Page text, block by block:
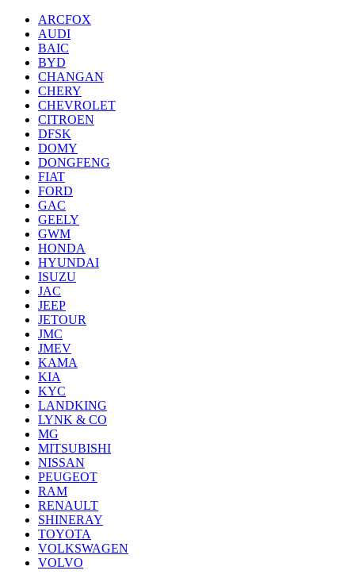
ARCFOX
AUDI
BAIC
BYD
CHANGAN
CHERY
CHEVROLET
CITROEN
DFSK
DOMY
DONGFENG
FIAT
FORD
GAC
GEELY
GWM
HONDA
HYUNDAI
ISUZU
JAC
JEEP
JETOUR
JMC
JMEV
KAMA
KIA
KYC
LANDKING
LYNK & CO
MG
MITSUBISHI
NISSAN
PEUGEOT
RAM
RENAULT
SHINERAY
TOYOTA
VOLKSWAGEN
VOLVO